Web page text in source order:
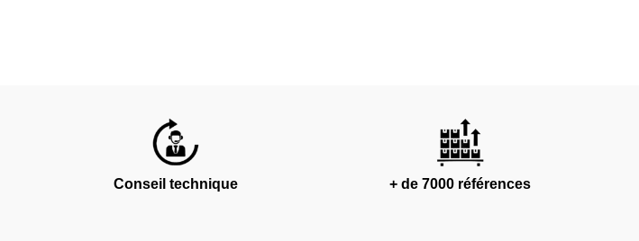
Conseil technique + de 7000 références